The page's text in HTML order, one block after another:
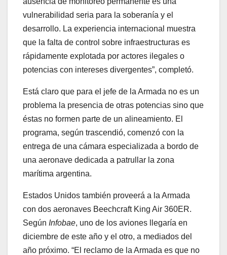
vulnerabilidad seria para la soberanía y el
desarrollo. La experiencia internacional muestra
que la falta de control sobre infraestructuras es
rápidamente explotada por actores ilegales o
potencias con intereses divergentes”, completó.
Está claro que para el jefe de la Armada no es un
problema la presencia de otras potencias sino que
éstas no formen parte de un alineamiento. El
programa, según trascendió, comenzó con la
entrega de una cámara especializada a bordo de
una aeronave dedicada a patrullar la zona
marítima argentina.
Estados Unidos también proveerá a la Armada
con dos aeronaves Beechcraft King Air 360ER.
Según Infobae, uno de los aviones llegaría en
diciembre de este año y el otro, a mediados del
año próximo. “El reclamo de la Armada es que no